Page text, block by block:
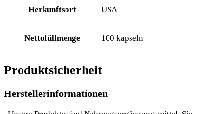
Herkunftsort USA
Nettofüllmenge 100 kapseln
Produktsicherheit
Herstellerinformationen